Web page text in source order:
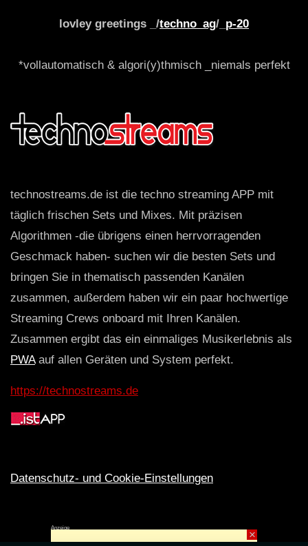
lovley greetings _/techno_ag/_ p-20
*vollautomatisch & algori(y)thmisch _niemals perfekt
technostreams.de ist die techno streaming APP mit
täglich frischen Sets und Mixes. Mit präzisen
Algorithmen -die übrigens einen herrvorragenden
Geschmack haben- suchen wir die besten Sets und
bringen Sie in thematisch passenden Kanälen
zusammen, außerdem haben wir ein paar hochwertige
Streaming Crews onboard mit Ihren Kanälen.
Zusammen ergibt das ein einmaliges Musikerlebnis als
PWAauf allen Geräten und System perfekt.
https://technostreams.de
Datenschutz- und Cookie-Einstellungen
Anzeige
×